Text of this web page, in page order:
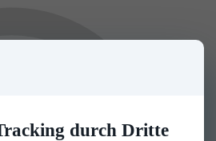
durch Dritte